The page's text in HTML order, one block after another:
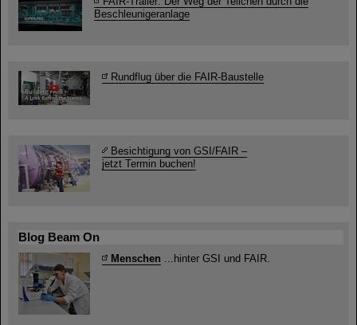
Beschleunigeranlage
Rundflug über die FAIR-Baustelle
Besichtigung von GSI/FAIR –
jetzt Termin buchen!
Blog Beam On
Menschen ...hinter GSI und FAIR.